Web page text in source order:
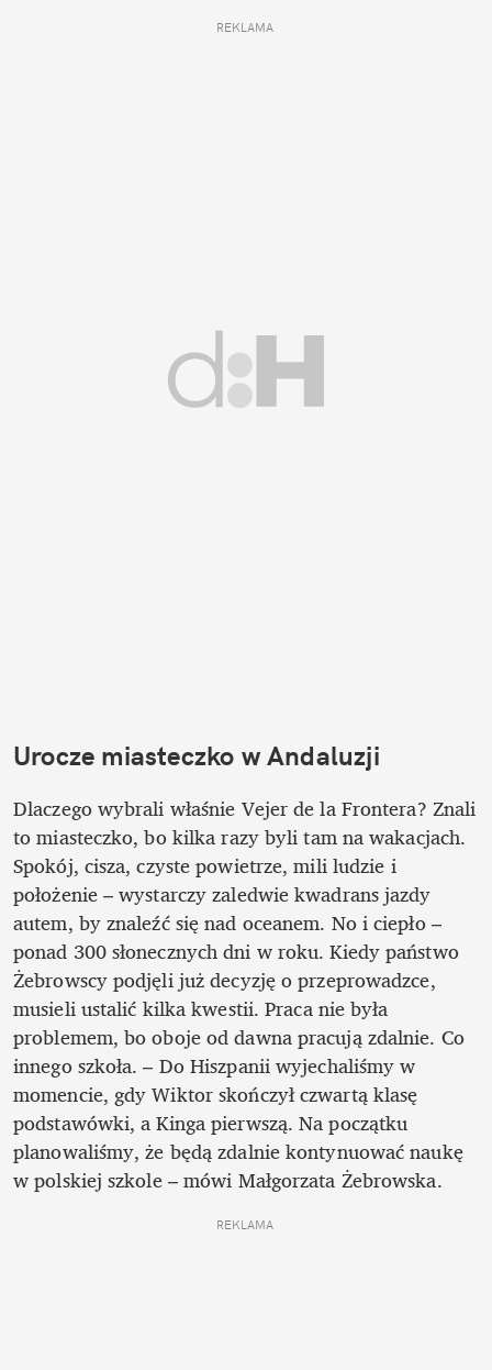
REKLAMA
Urocze miasteczko w Andaluzji
Dlaczego wybrali właśnie Vejer de la Frontera? Znali
to miasteczko, bo kilka razy byli tam na wakacjach.
Spokój, cisza, czyste powietrze, mili ludzie i
położenie – wystarczy zaledwie kwadrans jazdy
autem, by znaleźć się nad oceanem. No i ciepło –
ponad 300 słonecznych dni w roku. Kiedy państwo
Żebrowscy podjęli już decyzję o przeprowadzce,
musieli ustalić kilka kwestii. Praca nie była
problemem, bo oboje od dawna pracują zdalnie. Co
innego szkoła. – Do Hiszpanii wyjechaliśmy w
momencie, gdy Wiktor skończył czwartą klasę
podstawówki, a Kinga pierwszą. Na początku
planowaliśmy, że będą zdalnie kontynuować naukę
w polskiej szkole – mówi Małgorzata Żebrowska.
REKLAMA